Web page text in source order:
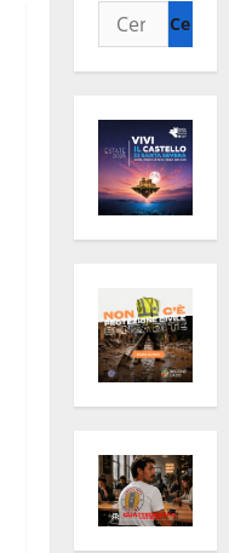
Ricerca
per: